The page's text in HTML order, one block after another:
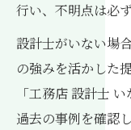
行い、不明点は必
設計士がいない場
の強みを活かした
「工務店 設計士
過去の事例を確認